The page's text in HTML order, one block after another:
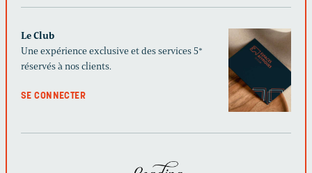
Le Club
Une expérience exclusive et des services 5*
réservés à nos clients.
SE CONNECTER